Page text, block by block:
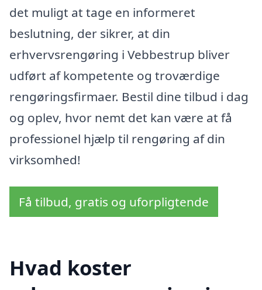
det muligt at tage en informeret
beslutning, der sikrer, at din
erhvervsrengøring i Vebbestrup bliver
udført af kompetente og troværdige
rengøringsfirmaer. Bestil dine tilbud i dag
og oplev, hvor nemt det kan være at få
professionel hjælp til rengøring af din
virksomhed!
Få tilbud, gratis og uforpligtende
Hvad koster